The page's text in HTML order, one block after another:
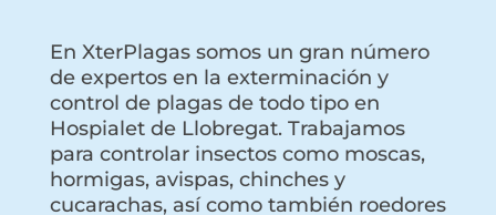
En XterPlagas somos un gran número
de expertos en la exterminación y
control de plagas de todo tipo en
Hospialet de Llobregat. Trabajamos
para controlar insectos como moscas,
hormigas, avispas, chinches y
cucarachas, así como también roedores